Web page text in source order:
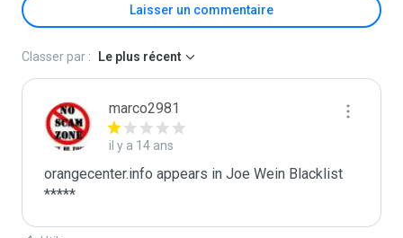
Laisser un commentaire
Classer par : Le plus récent
marco2981
il y a 14 ans
orangecenter.info appears in Joe Wein Blacklist
*****